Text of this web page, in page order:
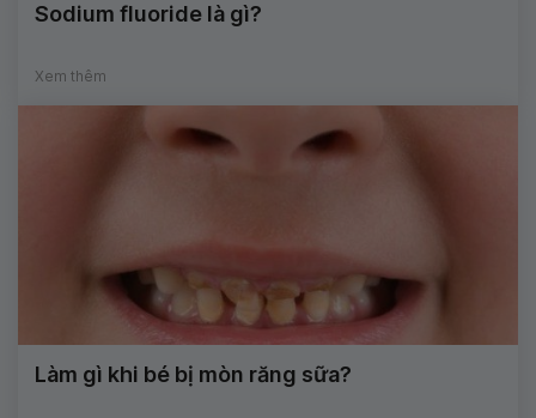
Sodium fluoride là gì?
Xem thêm
Làm gì khi bé bị mòn răng sữa?